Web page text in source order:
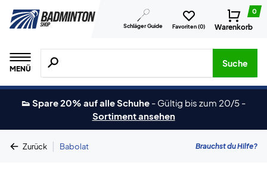
Schläger Guide Favoriten (0)
0
Warenkorb
MENÜ
Suche nach Produkten, Marken usw.
Suche
👟 Spare 20% auf alle Schuhe - Gültig bis zum 20/5 -
Sortiment ansehen
Zurück | Babolat Brauchst du Hilfe?